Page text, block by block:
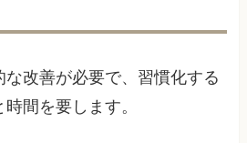
な改善が必要で、習慣化する
間を要します。